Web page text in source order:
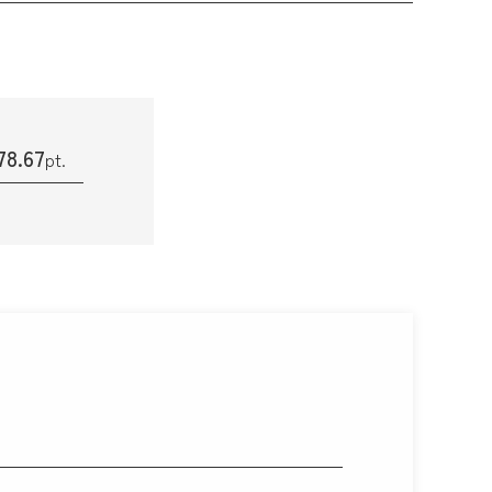
.67pt.